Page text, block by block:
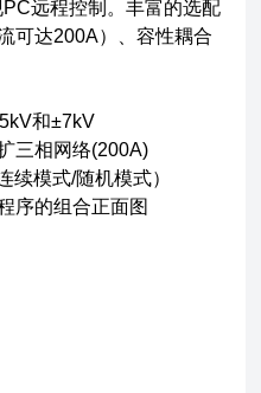
远程控制。丰富的选配
可达200A）、容性耦合
和±7kV
三相网络(200A)
续模式/随机模式）
序的组合正面图